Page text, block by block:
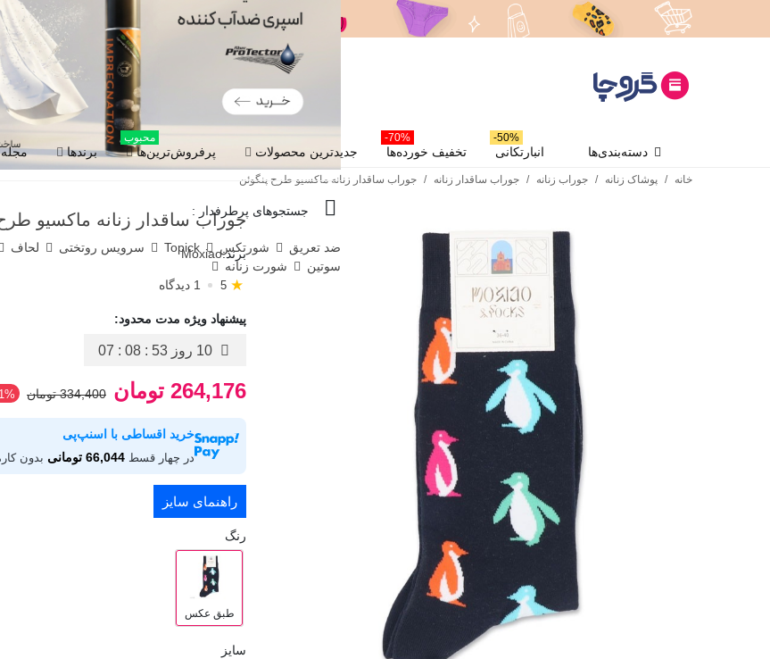
جستجوهای پرطرفدار :
ضد تعریق شورتکس Topick سرویس روتختی لحاف
سوتین
شورت زنانه
دسته‌بندی‌ها انبارتکانی
50%-
تخفیف خورده‌ها
70%-
جدیدترین محصولات پرفروش‌ترین‌ها
محبوب
برندها
خانه / پوشاک زنانه / جوراب زنانه / جوراب ساقدار زنانه / جوراب ساقدار زنانه ماکسیو طرح پنگوئن
جوراب ساقدار زنانه ماکسیو
برند:Moxiao
5 ★ 1 دیدگاه
پیشنهاد ویژه مدت محدود:
10 روز 07 : 08 : 52
264,176 تومان 334,400 تومان
خرید اقساطی با اسنپ‌پی
در چهار قسط 66,044 تومانی بدون
راهنمای سایز
رنگ
طبق عکس
سایز